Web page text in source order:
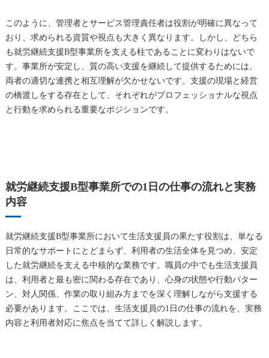
このように、管理者とサービス管理責任者は役割が明確に異なって
おり、求められる資質や視点も大きく異なります。しかし、どちら
も就労継続支援B型事業所を支える柱であることに変わりはないで
す。事業所が安定し、質の高い支援を継続して提供するためには、
両者の適切な連携と相互理解が欠かせないです。支援の現場と経営
の橋渡しをする存在として、それぞれがプロフェッショナルな視点
と行動を求められる重要なポジションです。
就労継続支援B型事業所での1日の仕事の流れと実務
内容
就労継続支援B型事業所において生活支援員の果たす役割は、単なる
日常的なサポートにとどまらず、利用者の生活全体を見つめ、安定
した就労継続を支える中核的な業務です。職員の中でも生活支援員
は、利用者と最も密に関わる存在であり、心身の状態や行動パター
ン、対人関係、作業の取り組み方までを深く理解しながら支援する
必要があります。ここでは、生活支援員の1日の仕事の流れを、実務
内容と利用者対応に焦点を当てて詳しく解説します。